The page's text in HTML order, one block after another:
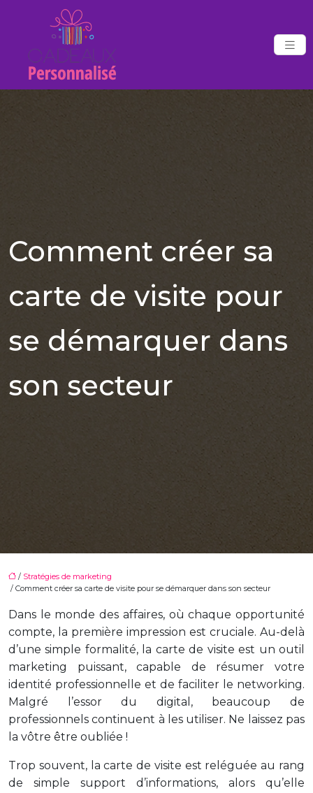
Comment créer sa
carte de visite pour
se démarquer dans
son secteur
/ Stratégies de marketing
/ Comment créer sa carte de visite pour se démarquer dans son secteur
Dans le monde des affaires, où chaque opportunité
compte, la première impression est cruciale. Au-delà
d’une simple formalité, la carte de visite est un outil
marketing puissant, capable de résumer votre
identité professionnelle et de faciliter le networking.
Malgré l’essor du digital, beaucoup de
professionnels continuent à les utiliser. Ne laissez pas
la vôtre être oubliée !
Trop souvent, la carte de visite est reléguée au rang
de simple support d’informations, alors qu’elle